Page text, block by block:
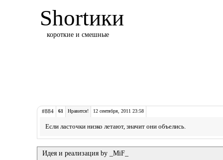
Shortики
короткие и смешные
#884 61 Нравится! 12 сентября, 2011 23:58
Если ласточки низко летают, значит они объелись.
Идея и реализация by _MiF_